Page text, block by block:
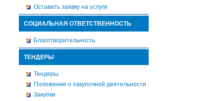
Оставить заявку на услуги
СОЦИАЛЬНАЯ ОТВЕТСТВЕННОСТЬ
Благотворительность
ТЕНДЕРЫ
Тендеры
Положение о закупочной деятельности
Закупки